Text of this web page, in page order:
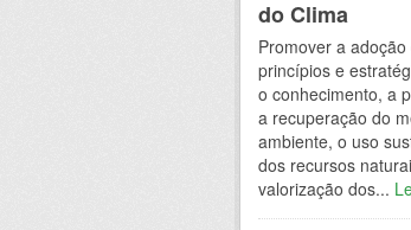
do Clima
Promover a adoção
princípios e
o conhecimento, a
a recuperação do
ambiente, o uso
dos recursos
valorização dos...